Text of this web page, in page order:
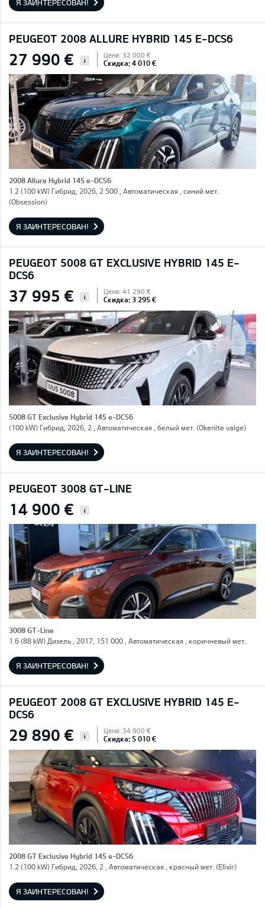
Я ЗАИНТЕРЕСОВАН!
PEUGEOT 2008 ALLURE HYBRID 145 E-DCS6
27 990 € i
Цена: 32 000 €
Скидка: 4 010 €
2008 Allure Hybrid 145 e-DCS6
1.2 (100 kW) Гибрид, 2026, 2 500 , Автоматическая , синий мет.
(Obsession)
Я ЗАИНТЕРЕСОВАН!
PEUGEOT 5008 GT EXCLUSIVE HYBRID 145 E-
DCS6
37 995 € i
Цена: 41 290 €
Скидка: 3 295 €
5008 GT Exclusive Hybrid 145 e-DCS6
(100 kW) Гибрид, 2026, 2 , Автоматическая , белый мет. (Okenite valge)
Я ЗАИНТЕРЕСОВАН!
PEUGEOT 3008 GT-LINE
14 900 € i
3008 GT-Line
1.6 (88 kW) Дизель , 2017, 151 000 , Автоматическая , коричневый мет.
Я ЗАИНТЕРЕСОВАН!
PEUGEOT 2008 GT EXCLUSIVE HYBRID 145 E-
DCS6
29 890 € i
Цена: 34 900 €
Скидка: 5 010 €
2008 GT Exclusive Hybrid 145 e-DCS6
1.2 (100 kW) Гибрид, 2026, 2 , Автоматическая , красный мет. (Elixir)
Я ЗАИНТЕРЕСОВАН!